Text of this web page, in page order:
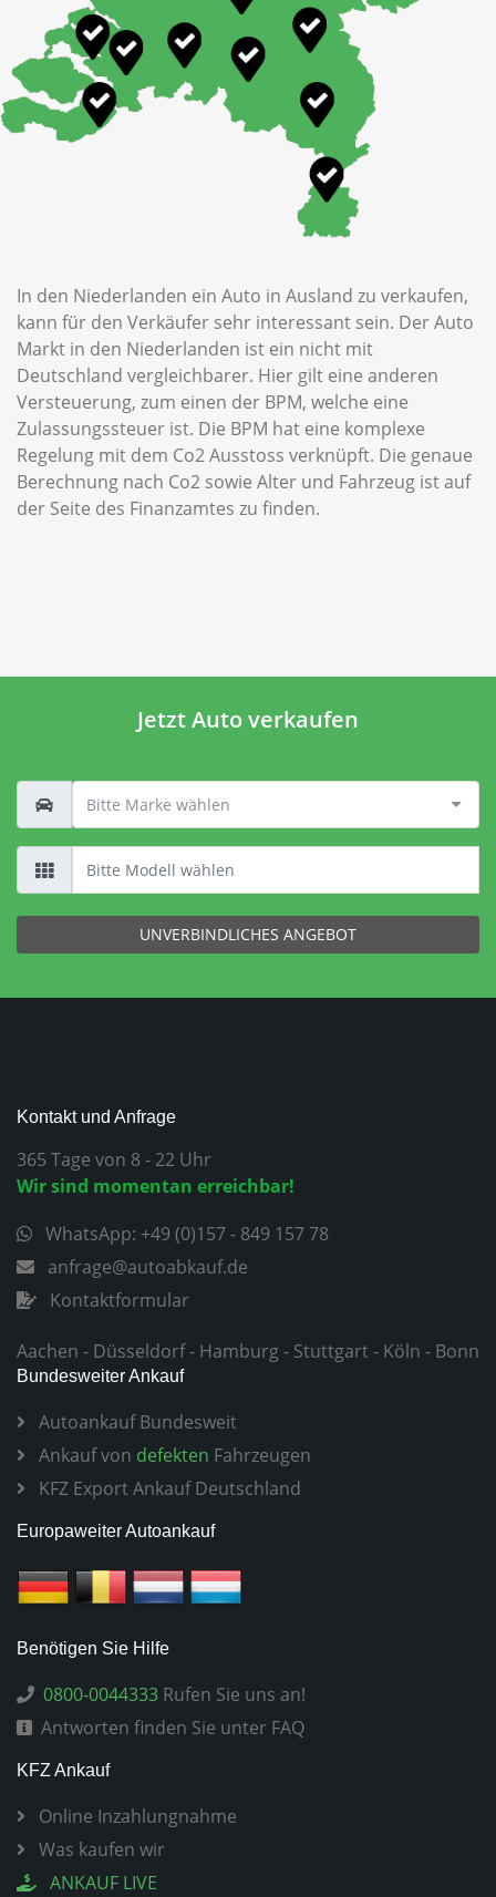
In den Niederlanden ein Auto in Ausland zu verkaufen,
kann für den Verkäufer sehr interessant sein. Der Auto
Markt in den Niederlanden ist ein nicht mit
Deutschland vergleichbarer. Hier gilt eine anderen
Versteuerung, zum einen der BPM, welche eine
Zulassungssteuer ist. Die BPM hat eine komplexe
Regelung mit dem Co2 Ausstoss verknüpft. Die genaue
Berechnung nach Co2 sowie Alter und Fahrzeug ist auf
der Seite des Finanzamtes zu finden.
Jetzt Auto verkaufen
UNVERBINDLICHES ANGEBOT
Kontakt und Anfrage
365 Tage von 8 - 22 Uhr
Wir sind momentan erreichbar!
WhatsApp: +49 (0)157 - 849 157 78
anfrage@autoabkauf.de
Kontaktformular
Aachen - Düsseldorf- Hamburg- Stuttgart - Köln - Bonn
Bundesweiter Ankauf
Autoankauf Bundesweit
Ankauf von defekten Fahrzeugen
KFZ Export Ankauf Deutschland
Europaweiter Autoankauf
Benötigen Sie Hilfe
0800-0044333 Rufen Sie uns an!
Antworten finden Sie unter FAQ
KFZ Ankauf
Online Inzahlungnahme
Was kaufen wir
ANKAUF LIVE